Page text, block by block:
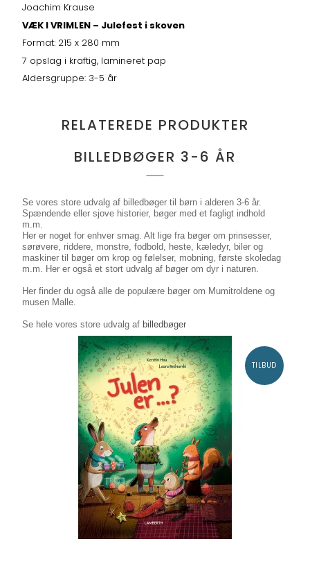
Joachim Krause
VÆK I VRIMLEN – Julefest i skoven
Format: 215 x 280 mm
7 opslag i kraftig, lamineret pap
Aldersgruppe: 3-5 år
RELATEREDE PRODUKTER
BILLEDBØGER 3-6 ÅR
Se vores store udvalg af billedbøger til børn i alderen 3-6 år.
Spændende eller sjove historier, bøger med et fagligt indhold
m.m.
Her er noget for enhver smag. Alt lige fra bøger om prinsesser,
sørøvere, riddere, monstre, fodbold, heste, kæledyr, biler og
maskiner til bøger om krop og følelser, mobning, første skoledag
m.m. Her er også et stort udvalg af bøger om dyr i naturen.
Her finder du også alle de populære bøger om Mumitroldene og
musen Malle.
Se hele vores store udvalg af billedbøger
TILBUD